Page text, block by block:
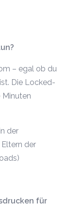
– egal ob du
Die Locked-
Minuten
der
der
für